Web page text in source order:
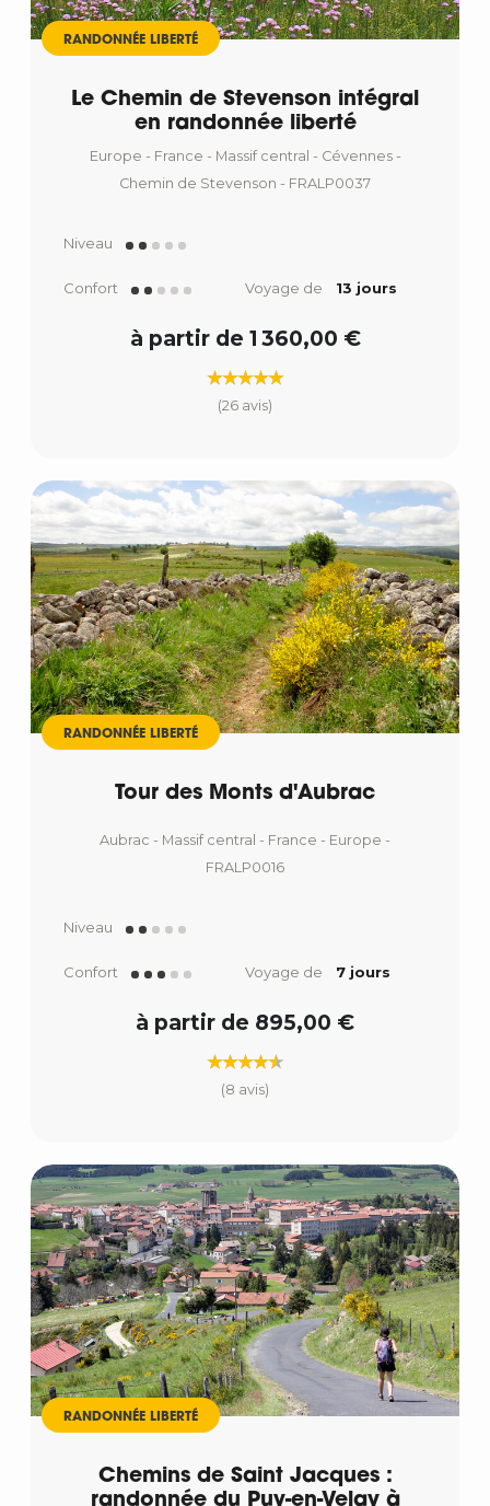
RANDONNÉE LIBERTÉ
Le Chemin de Stevenson intégral
en randonnée liberté
Europe - France - Massif central - Cévennes -
Chemin de Stevenson - FRALP0037
Niveau
Confort Voyage de 13 jours
à partir de 1 360,00 €
(26 avis)
RANDONNÉE LIBERTÉ
Tour des Monts d'Aubrac
Aubrac - Massif central - France - Europe -
FRALP0016
Niveau
Confort Voyage de 7 jours
à partir de 895,00 €
(8 avis)
RANDONNÉE LIBERTÉ
Chemins de Saint Jacques :
randonnée du Puy-en-Velay à